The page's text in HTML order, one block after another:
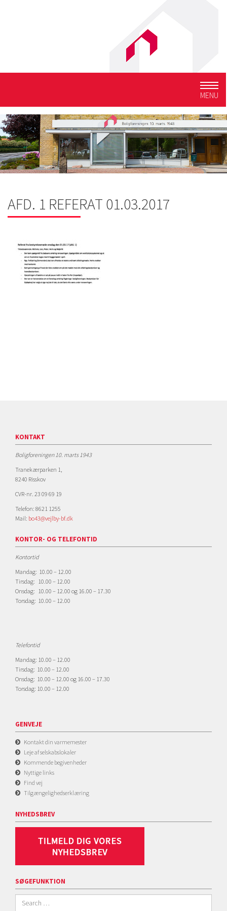
MENU
AFD. 1 REFERAT 01.03.2017
KONTAKT
Boligforeningen 10. marts 1943
Tranekærparken 1,
8240 Risskov
CVR-nr. 23 09 69 19
Telefon: 8621 1255
Mail: bo43@vejlby-bf.dk
KONTOR- OG TELEFONTID
Kontortid
Mandag: 10.00 – 12.00
Tirsdag: 10.00 – 12.00
Onsdag: 10.00 – 12.00 og 16.00 – 17.30
Torsdag: 10.00 – 12.00
Telefontid
Mandag: 10.00 – 12.00
Tirsdag: 10.00 – 12.00
Onsdag: 10.00 – 12.00 og 16.00 – 17.30
Torsdag: 10.00 – 12.00
GENVEJE
Kontakt din varmemester
Leje af selskabslokaler
Kommende begivenheder
Nyttige links
Find vej
Tilgængelighedserklæring
NYHEDSBREV
SØGEFUNKTION